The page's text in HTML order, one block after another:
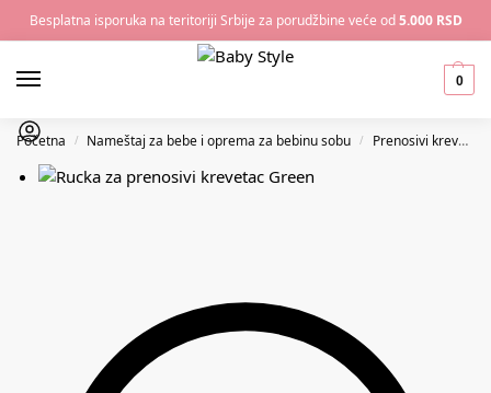
Besplatna isporuka na teritoriji Srbije za porudžbine veće od5.000 RSD
0
Početna / Nameštaj za bebe i oprema za bebinu sobu / Prenosivi krevetac za bebe